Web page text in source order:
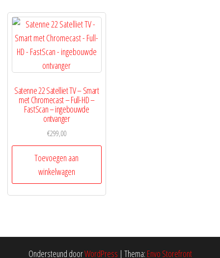
Satenne 22 Satelliet TV – Smart
met Chromecast – Full-HD –
FastScan – ingebouwde
ontvanger
€299,00
Toevoegen aan
winkelwagen
Ondersteund doorWordPress | Thema: Envo Storefront